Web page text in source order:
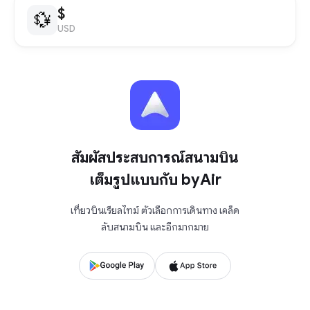
💱 $
USD
สัมผัสประสบการณ์สนามบิน
เต็มรูปแบบกับ byAir
เที่ยวบินเรียลไทม์ ตัวเลือกการเดินทาง เคล็ด
ลับสนามบิน และอีกมากมาย